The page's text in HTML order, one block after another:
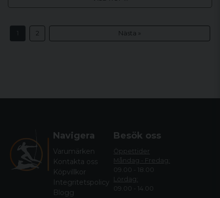
1 2 Nästa »
Navigera
Varumärken
Kontakta oss
Köpvillkor
Integritetspolicy
Blogg
Besök oss
Öppettider
Måndag - Fredag:
09.00 - 18.00
Lördag:
09.00 - 14.00